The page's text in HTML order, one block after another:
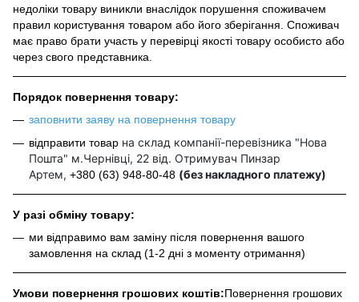
недоліки товару виникли внаслідок порушення споживачем
правил користування товаром або його зберігання. Споживач
має право брати участь у перевірці якості товару особисто або
через свого представника.
Порядок повернення товару:
заповнити заяву на повернення товару
відправити товар на склад компанії-перевізника "Нова
Пошта" м.Чернівці, 22 від. Отримувач Пинзар
Артем, +380 (63) 948-80-48 (без накладного платежу)
У разі обміну товару:
ми відправимо вам заміну після повернення вашого
замовлення на склад (1-2 дні з моменту отримання)
Умови повернення грошових коштів:Повернення грошових